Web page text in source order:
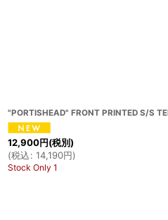
"PORTISHEAD" FRONT PRINTED S/S
12,900円(税別)
(税込: 14,190円)
Stock Only 1